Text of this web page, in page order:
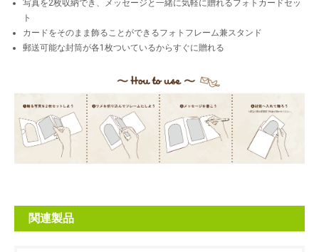
写真を2枚収納でき、メッセージと一緒に気軽に贈れるフォトカードセッ
ト
カードをそのまま飾ることができるフォトフレーム兼スタンド
郵送可能な封筒が各1枚ついているからすぐに贈れる
関連製品